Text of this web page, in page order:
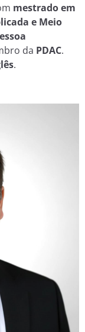
mestrado em
e Meio
da PDAC.
.